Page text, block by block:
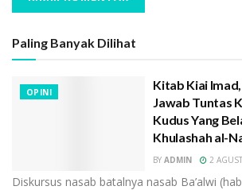
Paling Banyak Dilihat
OPINI
Kitab Kiai
Jawab Tuntas
Kudus Yang
Khulashah al-
BY ADMIN 2
Diskursus nasab batalnya nasab Ba’alwi